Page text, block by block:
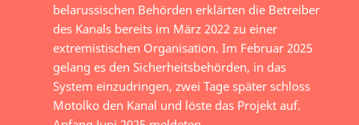
belarussischen Behörden erklärten die Betreiber
des Kanals bereits im März 2022 zu einer
extremistischen Organisation. Im Februar 2025
gelang es den Sicherheitsbehörden, in das
System einzudringen, zwei Tage später schloss
Motolko den Kanal und löste das Projekt auf.